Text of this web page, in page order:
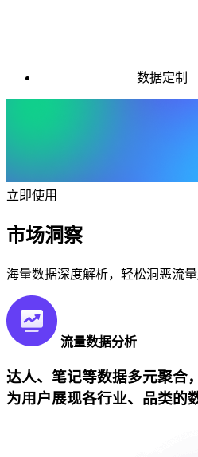
数据定制
立即使用
市场洞察
海量数据深度解析，轻松洞恶流
流量数据分析
达人、笔记等数据多元聚合
为用户展现各行业、品类的